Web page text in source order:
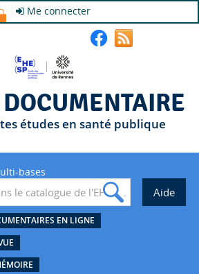
Me connecter
études en santé publique
bases
EN LIGNE